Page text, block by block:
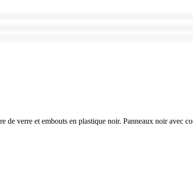
de verre et embouts en plastique noir. Panneaux noir avec